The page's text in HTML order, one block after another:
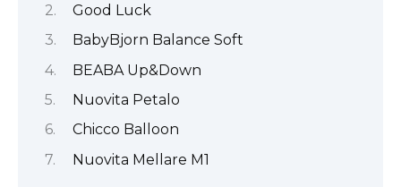
Good Luck
BabyBjorn Balance Soft
BEABA Up&Down
Nuovita Petalo
Chicco Balloon
Nuovita Mellare M1